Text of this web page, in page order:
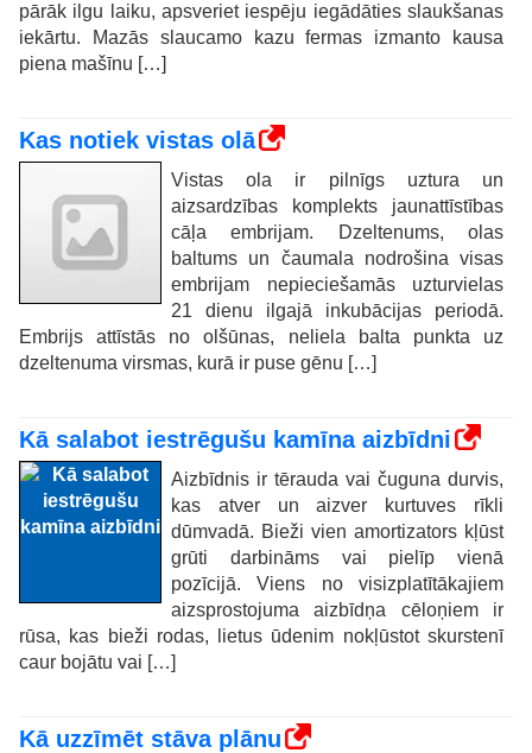
pārāk ilgu laiku, apsveriet iespēju iegādāties slaukšanas
iekārtu. Mazās slaucamo kazu fermas izmanto kausa
piena mašīnu […]
Kas notiek vistas olā
Vistas ola ir pilnīgs uztura un
aizsardzības komplekts jaunattīstības
cāļa embrijam. Dzeltenums, olas
baltums un čaumala nodrošina visas
embrijam nepieciešamās uzturvielas
21 dienu ilgajā inkubācijas periodā.
Embrijs attīstās no olšūnas, neliela balta punkta uz
dzeltenuma virsmas, kurā ir puse gēnu […]
Kā salabot iestrēgušu kamīna aizbīdni
Aizbīdnis ir tērauda vai čuguna durvis,
kas atver un aizver kurtuves rīkli
dūmvadā. Bieži vien amortizators kļūst
grūti darbināms vai pielīp vienā
pozīcijā. Viens no visizplatītākajiem
aizsprostojuma aizbīdņa cēloņiem ir
rūsa, kas bieži rodas, lietus ūdenim nokļūstot skurstenī
caur bojātu vai […]
Kā uzzīmēt stāva plānu